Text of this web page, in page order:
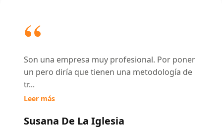
Susana De La Iglesia
Son una empresa muy profesional. Por poner
un pero diría que tienen una metodología de
tr...
Leer más